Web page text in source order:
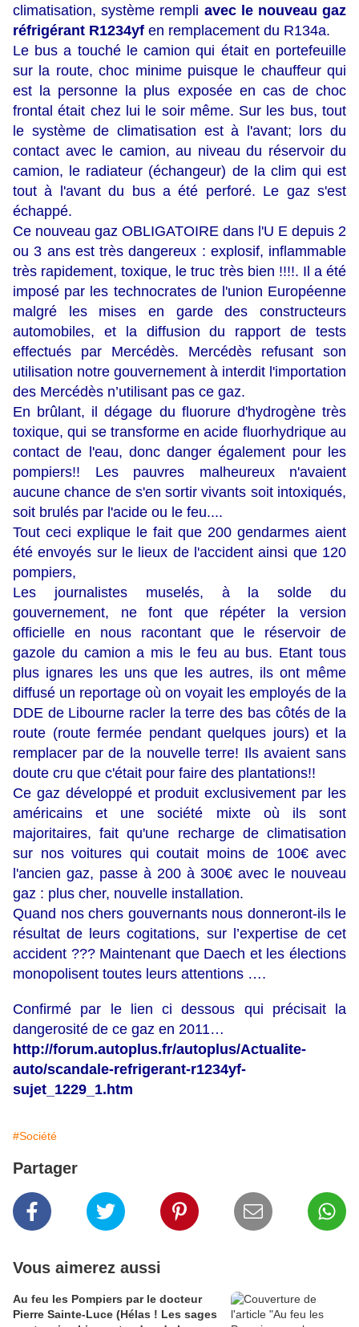
climatisation, système rempli avec le nouveau gaz
réfrigérant R1234yf en remplacement du R134a.
Le bus a touché le camion qui était en portefeuille
sur la route, choc minime puisque le chauffeur qui
est la personne la plus exposée en cas de choc
frontal était chez lui le soir même. Sur les bus, tout
le système de climatisation est à l'avant; lors du
contact avec le camion, au niveau du réservoir du
camion, le radiateur (échangeur) de la clim qui est
tout à l'avant du bus a été perforé. Le gaz s'est
échappé.
Ce nouveau gaz OBLIGATOIRE dans l'U E depuis 2
ou 3 ans est très dangereux : explosif, inflammable
très rapidement, toxique, le truc très bien !!!!. Il a été
imposé par les technocrates de l'union Européenne
malgré les mises en garde des constructeurs
automobiles, et la diffusion du rapport de tests
effectués par Mercédès. Mercédès refusant son
utilisation notre gouvernement à interdit l'importation
des Mercédès n’utilisant pas ce gaz.
En brûlant, il dégage du fluorure d'hydrogène très
toxique, qui se transforme en acide fluorhydrique au
contact de l'eau, donc danger également pour les
pompiers!! Les pauvres malheureux n'avaient
aucune chance de s'en sortir vivants soit intoxiqués,
soit brulés par l'acide ou le feu....
Tout ceci explique le fait que 200 gendarmes aient
été envoyés sur le lieux de l'accident ainsi que 120
pompiers,
Les journalistes muselés, à la solde du
gouvernement, ne font que répéter la version
officielle en nous racontant que le réservoir de
gazole du camion a mis le feu au bus. Etant tous
plus ignares les uns que les autres, ils ont même
diffusé un reportage où on voyait les employés de la
DDE de Libourne racler la terre des bas côtés de la
route (route fermée pendant quelques jours) et la
remplacer par de la nouvelle terre! Ils avaient sans
doute cru que c'était pour faire des plantations!!
Ce gaz développé et produit exclusivement par les
américains et une société mixte où ils sont
majoritaires, fait qu'une recharge de climatisation
sur nos voitures qui coutait moins de 100€ avec
l'ancien gaz, passe à 200 à 300€ avec le nouveau
gaz : plus cher, nouvelle installation.
Quand nos chers gouvernants nous donneront-ils le
résultat de leurs cogitations, sur l’expertise de cet
accident ??? Maintenant que Daech et les élections
monopolisent toutes leurs attentions ….
Confirmé par le lien ci dessous qui précisait la
dangerosité de ce gaz en 2011…
http://forum.autoplus.fr/autoplus/Actualite-
auto/scandale-refrigerant-r1234yf-
sujet_1229_1.htm
#Société
Partager
Vous aimerez aussi
Au feu les Pompiers par le docteur
Pierre Sainte-Luce (Hélas ! Les sages